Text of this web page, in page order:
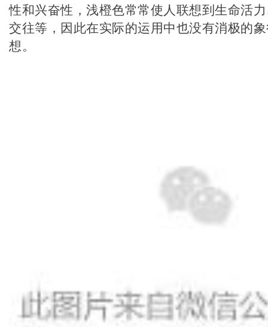
性和兴奋性，浅橙色常常使人联想到生命活
交往等，因此在实际的运用中也没有消极的
想。